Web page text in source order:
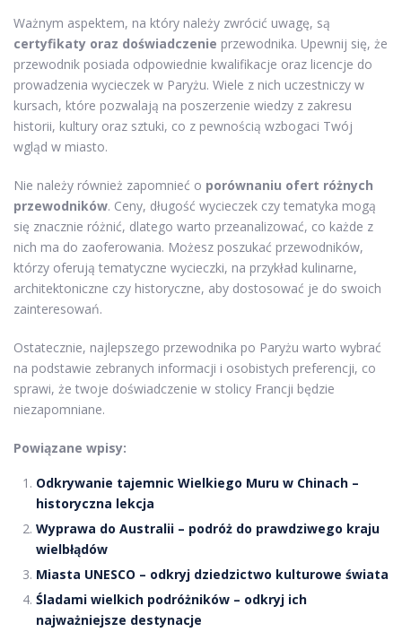
Ważnym aspektem, na który należy zwrócić uwagę, są
certyfikaty oraz doświadczenie przewodnika. Upewnij się, że
przewodnik posiada odpowiednie kwalifikacje oraz licencje do
prowadzenia wycieczek w Paryżu. Wiele z nich uczestniczy w
kursach, które pozwalają na poszerzenie wiedzy z zakresu
historii, kultury oraz sztuki, co z pewnością wzbogaci Twój
wgląd w miasto.
Nie należy również zapomnieć o porównaniu ofert różnych
przewodników. Ceny, długość wycieczek czy tematyka mogą
się znacznie różnić, dlatego warto przeanalizować, co każde z
nich ma do zaoferowania. Możesz poszukać przewodników,
którzy oferują tematyczne wycieczki, na przykład kulinarne,
architektoniczne czy historyczne, aby dostosować je do swoich
zainteresowań.
Ostatecznie, najlepszego przewodnika po Paryżu warto wybrać
na podstawie zebranych informacji i osobistych preferencji, co
sprawi, że twoje doświadczenie w stolicy Francji będzie
niezapomniane.
Powiązane wpisy:
Odkrywanie tajemnic Wielkiego Muru w Chinach –
historyczna lekcja
Wyprawa do Australii – podróż do prawdziwego kraju
wielbłądów
Miasta UNESCO – odkryj dziedzictwo kulturowe świata
Śladami wielkich podróżników – odkryj ich
najważniejsze destynacje